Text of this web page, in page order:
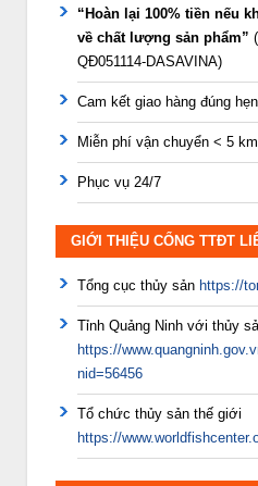
“Hoàn lại 100% tiền nếu
về chất lượng sản phẩm”
QĐ051114-DASAVINA)
Cam kết giao hàng đúng
Miễn phí vận chuyển < 5 km
Phục vụ 24/7
GIỚI THIỆU CỔNG TTĐT
Tổng cục thủy sản https://
Tỉnh Quảng Ninh với thủy
https://
nid=56456
Tổ chức thủy sản thế giới
https://